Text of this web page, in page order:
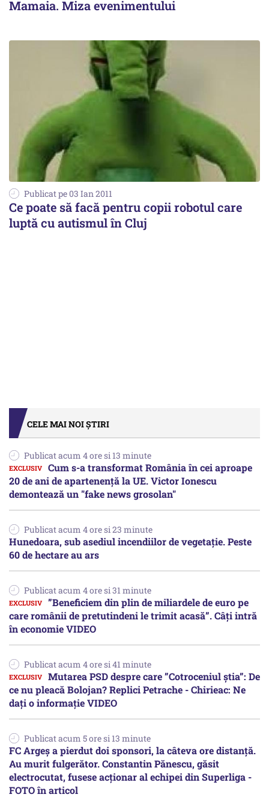
Mamaia. Miza evenimentului
Publicat pe 03 Ian 2011
Ce poate să facă pentru copii robotul care
luptă cu autismul în Cluj
CELE MAI NOI ȘTIRI
Publicat acum 4 ore si 13 minute
Cum s-a transformat România în cei aproape
20 de ani de apartenență la UE. Victor Ionescu
demontează un "fake news grosolan"
Publicat acum 4 ore si 23 minute
Hunedoara, sub asediul incendiilor de vegetație. Peste
60 de hectare au ars
Publicat acum 4 ore si 31 minute
”Beneficiem din plin de miliardele de euro pe
care românii de pretutindeni le trimit acasă”. Câți intră
în economie VIDEO
Publicat acum 4 ore si 41 minute
Mutarea PSD despre care ”Cotroceniul știa”: De
ce nu pleacă Bolojan? Replici Petrache - Chirieac: Ne
dați o informație VIDEO
Publicat acum 5 ore si 13 minute
FC Argeș a pierdut doi sponsori, la câteva ore distanță.
Au murit fulgerător. Constantin Pănescu, găsit
electrocutat, fusese acționar al echipei din Superliga -
FOTO în articol